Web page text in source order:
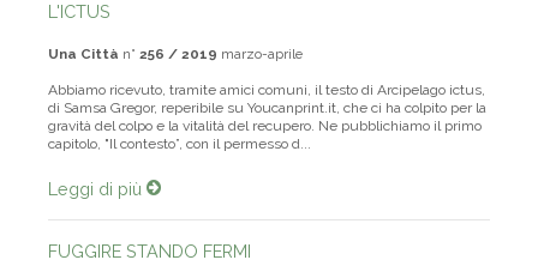
L'ICTUS
Una Città n° 256 / 2019 marzo-aprile
Abbiamo ricevuto, tramite amici comuni, il testo di Arcipelago ictus,
di Samsa Gregor, reperibile su Youcanprint.it, che ci ha colpito per la
gravità del colpo e la vitalità del recupero. Ne pubblichiamo il primo
capitolo, "Il contesto”, con il permesso d...
Leggi di più
FUGGIRE STANDO FERMI